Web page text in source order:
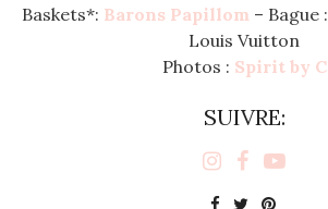
Baskets*: Barons Papillom – Bague
Louis Vuitton
Photos : Spirit by C
SUIVRE: